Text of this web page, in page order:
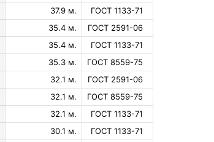
37.9 м.
ГОСТ 1133-71
35.4 м.
ГОСТ 2591-06
35.4 м.
ГОСТ 1133-71
35.3 м.
ГОСТ 8559-75
32.1 м.
ГОСТ 2591-06
32.1 м.
ГОСТ 8559-75
32.1 м.
ГОСТ 1133-71
30.1 м.
ГОСТ 1133-71